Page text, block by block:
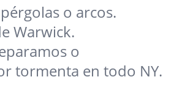
o arcos.
Warwick.
o
tormenta en todo NY.